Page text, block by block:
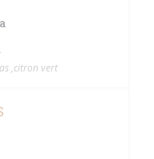
,citron vert